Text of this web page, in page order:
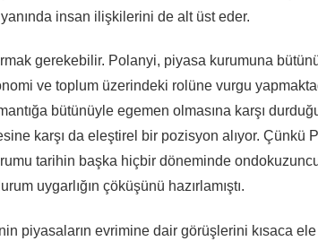
insan ilişkilerini de alt üst eder.
gerekebilir. Polanyi, piyasa kurumuna
ve toplum üzerindeki rolüne vurgu
bütünüyle egemen olmasına karşı
karşı da eleştirel bir pozisyon alıyor. Çünkü
tarihin başka hiçbir döneminde
uygarlığın çöküşünü hazırlamıştı.
piyasaların evrimine dair görüşlerini kısaca